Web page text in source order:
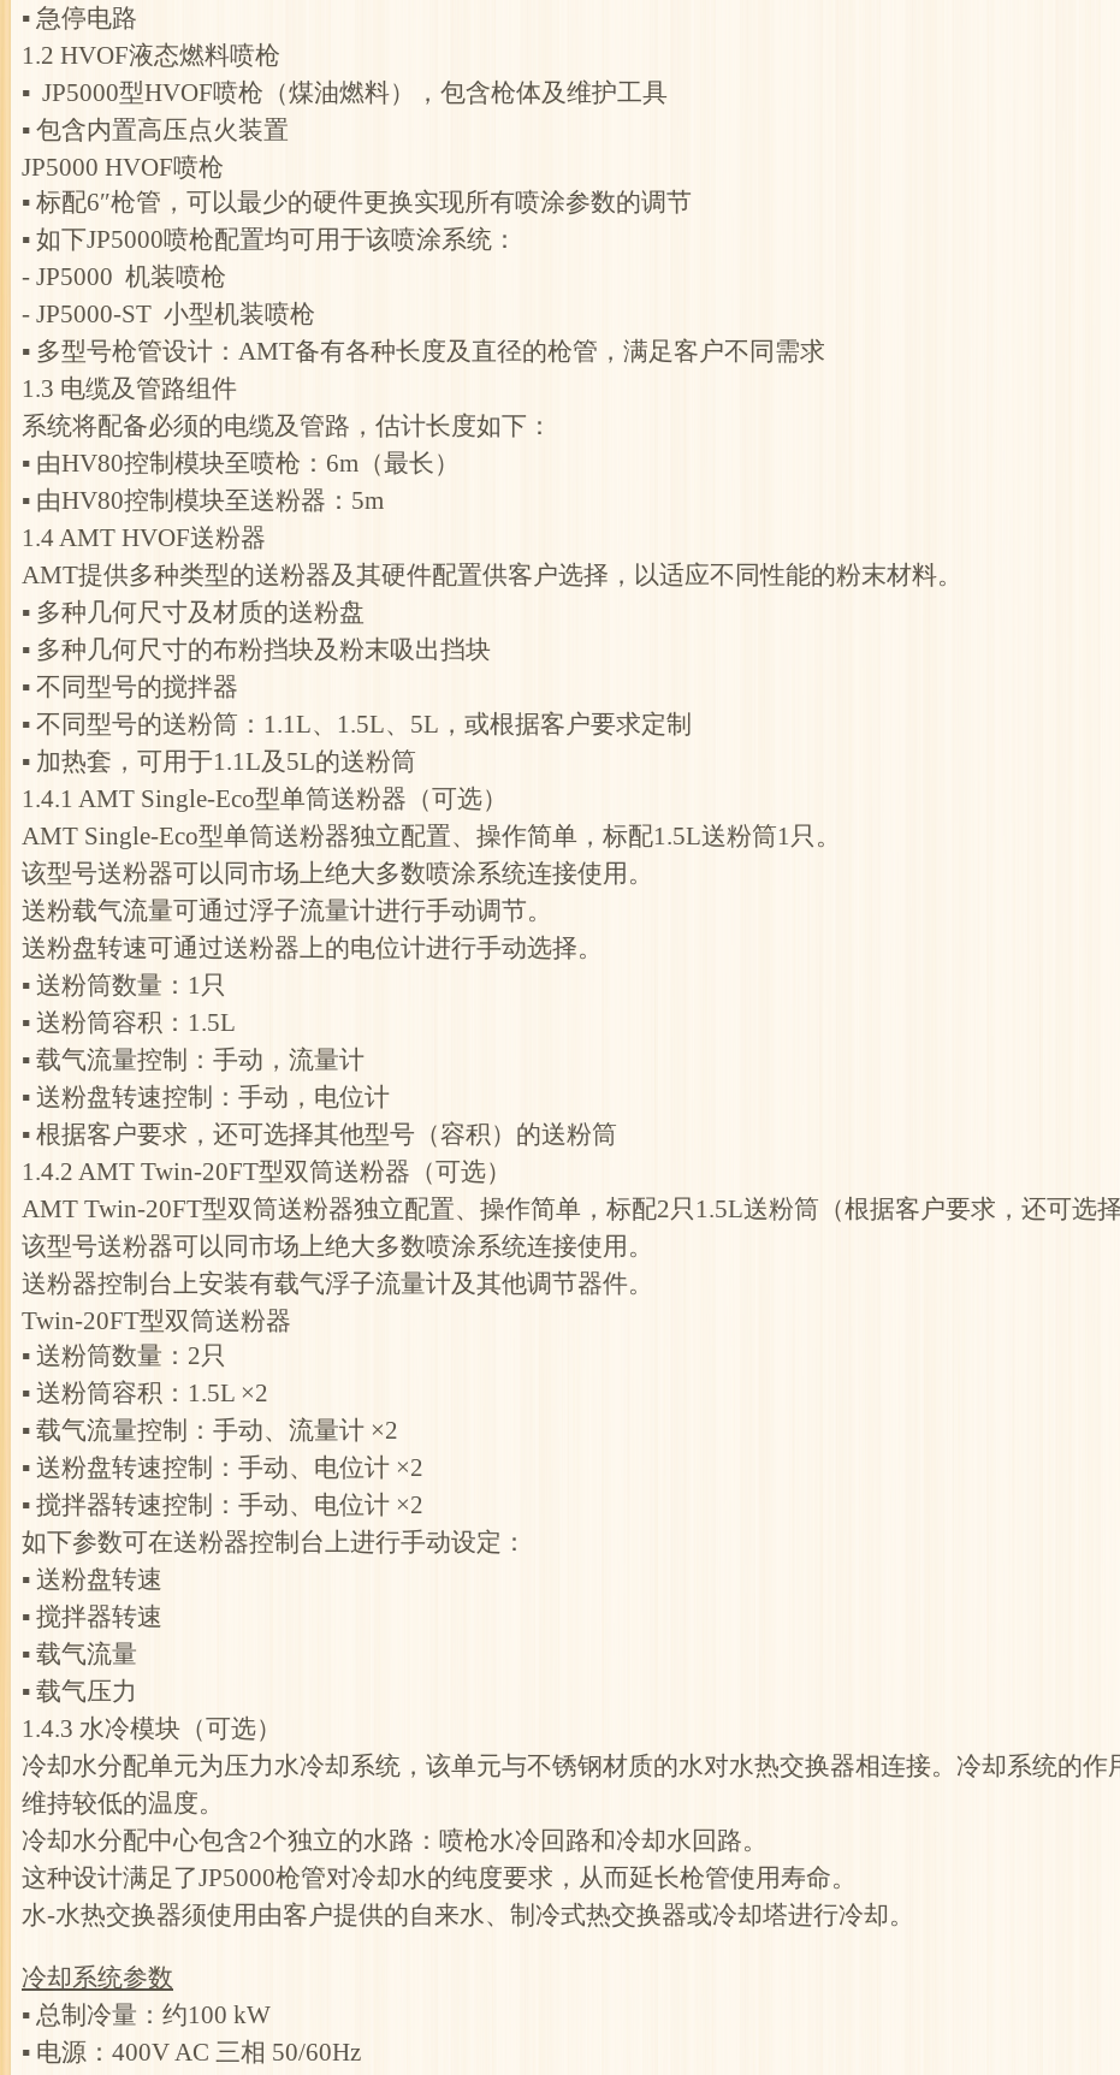
▪ 急停电路
1.2 HVOF液态燃料喷枪
▪ JP5000型HVOF喷枪（煤油燃料），包含枪体及维护工具
▪ 包含内置高压点火装置
JP5000 HVOF喷枪
▪ 标配6″枪管，可以最少的硬件更换实现所有喷涂参数的调节
▪ 如下JP5000喷枪配置均可用于该喷涂系统：
- JP5000 机装喷枪
- JP5000-ST 小型机装喷枪
▪ 多型号枪管设计：AMT备有各种长度及直径的枪管，满足客户不同需求
1.3 电缆及管路组件
系统将配备必须的电缆及管路，估计长度如下：
▪ 由HV80控制模块至喷枪：6m（最长）
▪ 由HV80控制模块至送粉器：5m
1.4 AMT HVOF送粉器
AMT提供多种类型的送粉器及其硬件配置供客户选择，以适应不同性能的粉末材料。
▪ 多种几何尺寸及材质的送粉盘
▪ 多种几何尺寸的布粉挡块及粉末吸出挡块
▪ 不同型号的搅拌器
▪ 不同型号的送粉筒：1.1L、1.5L、5L，或根据客户要求定制
▪ 加热套，可用于1.1L及5L的送粉筒
1.4.1 AMT Single-Eco型单筒送粉器（可选）
AMT Single-Eco型单筒送粉器独立配置、操作简单，标配1.5L送粉筒1只。
该型号送粉器可以同市场上绝大多数喷涂系统连接使用。
送粉载气流量可通过浮子流量计进行手动调节。
送粉盘转速可通过送粉器上的电位计进行手动选择。
▪ 送粉筒数量：1只
▪ 送粉筒容积：1.5L
▪ 载气流量控制：手动，流量计
▪ 送粉盘转速控制：手动，电位计
▪ 根据客户要求，还可选择其他型号（容积）的送粉筒
1.4.2 AMT Twin-20FT型双筒送粉器（可选）
AMT Twin-20FT型双筒送粉器独立配置、操作简单，标配2只1.5L送粉筒（根据客户要求，还可选
该型号送粉器可以同市场上绝大多数喷涂系统连接使用。
送粉器控制台上安装有载气浮子流量计及其他调节器件。
Twin-20FT型双筒送粉器
▪ 送粉筒数量：2只
▪ 送粉筒容积：1.5L ×2
▪ 载气流量控制：手动、流量计 ×2
▪ 送粉盘转速控制：手动、电位计 ×2
▪ 搅拌器转速控制：手动、电位计 ×2
如下参数可在送粉器控制台上进行手动设定：
▪ 送粉盘转速
▪ 搅拌器转速
▪ 载气流量
▪ 载气压力
1.4.3 水冷模块（可选）
冷却水分配单元为压力水冷却系统，该单元与不锈钢材质的水对水热交换器相连接。冷却系统的作
维持较低的温度。
冷却水分配中心包含2个独立的水路：喷枪水冷回路和冷却水回路。
这种设计满足了JP5000枪管对冷却水的纯度要求，从而延长枪管使用寿命。
水-水热交换器须使用由客户提供的自来水、制冷式热交换器或冷却塔进行冷却。
冷却系统参数
▪ 总制冷量：约100 kW
▪ 电源：400V AC 三相 50/60Hz